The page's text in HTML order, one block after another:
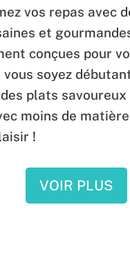
vos repas avec
et
conçues pour
vous soyez
plats savoureux
moins de
!
VOIR PLUS